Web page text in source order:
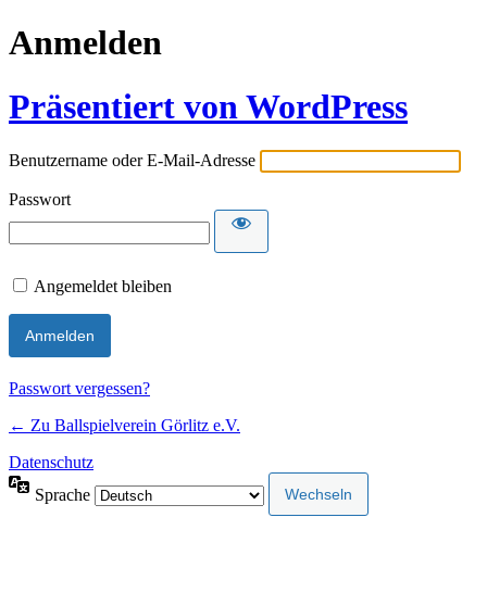
Anmelden
Präsentiert von WordPress
Benutzername oder E-Mail-Adresse
Passwort
Angemeldet bleiben
Passwort vergessen?
← Zu Ballspielverein Görlitz e.V.
Datenschutz
Sprache